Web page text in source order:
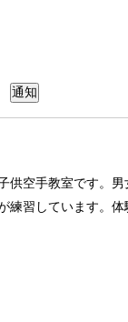
供空手教室です。男
練習しています。